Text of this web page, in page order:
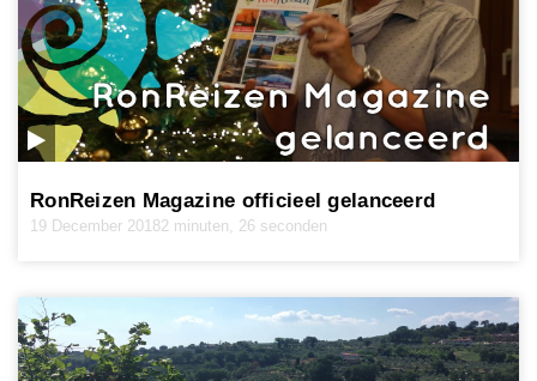
RonReizen Magazine officieel gelanceerd
19 December 20182 minuten, 26 seconden